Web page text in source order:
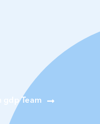
gdp Team